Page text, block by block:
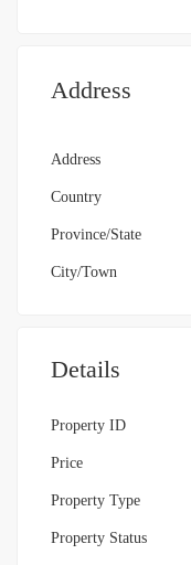
Address
Address
Country
Province/State
City/Town
Details
Property ID
Price
Property Type
Property Status